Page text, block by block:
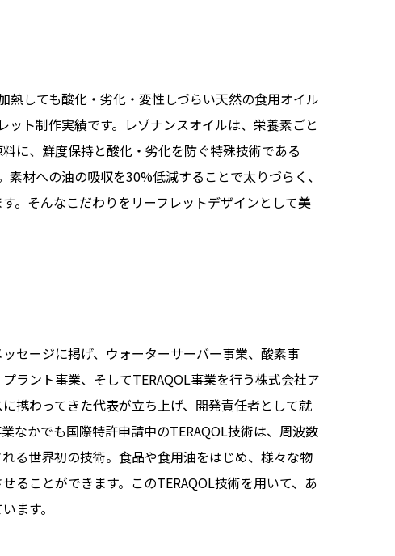
しても酸化・劣化・変性しづらい天然の食用オイル
ト制作実績です。レゾナンスオイルは、栄養素ごと
に、鮮度保持と酸化・劣化を防ぐ特殊技術である
材への油の吸収を30%低減することで太りづらく、
。そんなこだわりをリーフレットデザインとして美
セージに掲げ、ウォーターサーバー事業、酸素事
ラント事業、そしてTERAQOL事業を行う株式会社ア
携わってきた代表が立ち上げ、開発責任者として就
なかでも国際特許申請中のTERAQOL技術は、周波数
る世界初の技術。食品や食用油をはじめ、様々な物
ることができます。このTERAQOL技術を用いて、あ
ます。